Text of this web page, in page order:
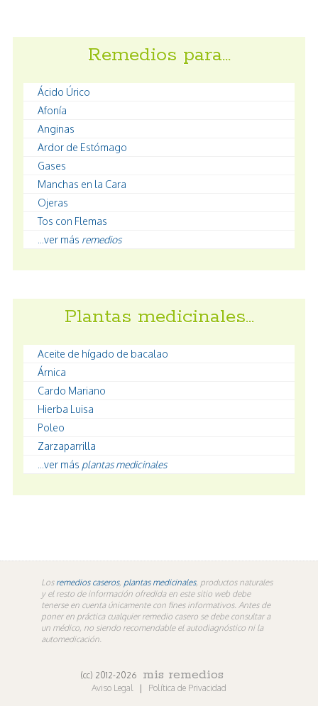
Remedios para…
Ácido Úrico
Afonía
Anginas
Ardor de Estómago
Gases
Manchas en la Cara
Ojeras
Tos con Flemas
...ver más remedios
Plantas medicinales…
Aceite de hígado de bacalao
Árnica
Cardo Mariano
Hierba Luisa
Poleo
Zarzaparrilla
...ver más plantas medicinales
Los remedios caseros, plantas medicinales, productos naturales
y el resto de información ofredida en este sitio web debe
tenerse en cuenta únicamente con fines informativos. Antes de
poner en práctica cualquier remedio casero se debe consultar a
un médico, no siendo recomendable el autodiagnóstico ni la
automedicación.
(cc) 2012-2026 mis remedios
Aviso Legal | Política de Privacidad